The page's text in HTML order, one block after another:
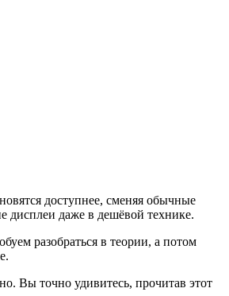
доступнее, сменяя обычные
дисплеи даже в дешёвой технике.
разобраться в теории, а потом
Вы точно удивитесь, прочитав этот